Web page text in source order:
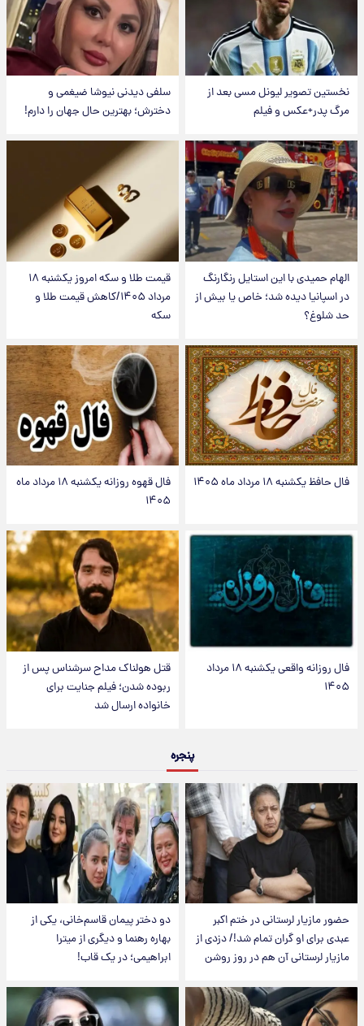
نخستین تصویر لیونل مسی بعد از
مرگ پدر+عکس و فیلم
سلفی دیدنی نیوشا ضیغمی و
دخترش؛ بهترین حال جهان را دارم!
الهام حمیدی با این استایل رنگارنگ
در اسپانیا دیده شد؛ خاص یا بیش از
حد شلوغ؟
قیمت طلا و سکه امروز یکشنبه ۱۸
مرداد ۱۴۰۵/کاهش قیمت طلا و
سکه
فال حافظ یکشنبه ۱۸ مرداد ماه ۱۴۰۵
فال قهوه روزانه یکشنبه ۱۸ مرداد ماه
۱۴۰۵
فال روزانه واقعی یکشنبه ۱۸ مرداد
۱۴۰۵
قتل هولناک مداح سرشناس پس از
ربوده شدن؛ فیلم جنایت برای
خانواده ارسال شد
پنجره
حضور مازیار لرستانی در ختم اکبر
عبدی برای او گران تمام شد!/ دزدی از
مازیار لرستانی آن هم در روز روشن
دو دختر پیمان قاسم‌خانی، یکی از
بهاره رهنما و دیگری از میترا
ابراهیمی؛ در یک قاب!